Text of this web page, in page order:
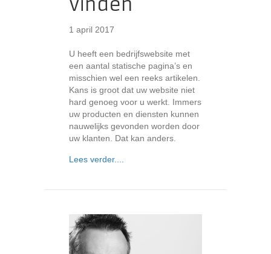
vinden
1 april 2017
U heeft een bedrijfswebsite met
een aantal statische pagina’s en
misschien wel een reeks artikelen.
Kans is groot dat uw website niet
hard genoeg voor u werkt. Immers
uw producten en diensten kunnen
nauwelijks gevonden worden door
uw klanten. Dat kan anders.
Lees verder....